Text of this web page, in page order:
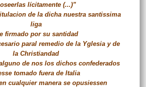
lícitamente (...)”
de la dicha nuestra santissima
liga
firmado por su santidad
paral remedio de la Yglesia y de
la Christiandad
de nos los dichos confederados
tomado fuera de Italia
cualquier manera se opusiessen